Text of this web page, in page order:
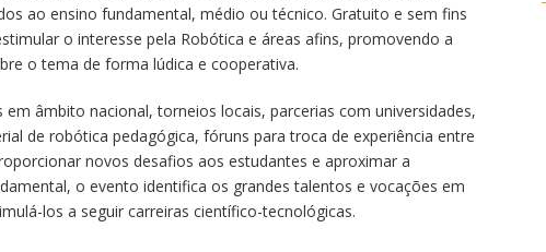
ao ensino fundamental, médio ou técnico. Gratuito e sem fins
o interesse pela Robótica e áreas afins, promovendo a
o tema de forma lúdica e cooperativa.
em âmbito nacional, torneios locais, parcerias com universidades,
de robótica pedagógica, fóruns para troca de experiência entre
novos desafios aos estudantes e aproximar a
o evento identifica os grandes talentos e vocações em
los a seguir carreiras científico-tecnológicas.